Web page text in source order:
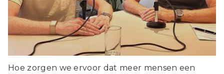
Hoe zorgen we ervoor dat meer mensen een